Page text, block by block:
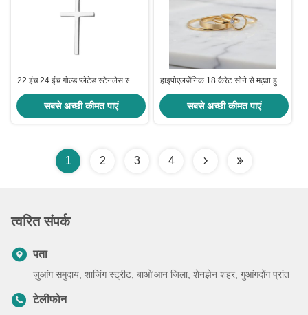
22 इंच 24 इंच गोल्ड प्लेटेड स्टेनलेस स्टील
नेकलेस मेन्स क्रॉस नेकलेस कस्टमाइज्ड
सबसे अच्छी कीमत पाएं
हाइपोएलर्जेनिक 18 कैरेट सोने से मढ़वा हुआ
स्टेनलेस स्टील आभूषण के छल्ले आधुनिक
न्यूनतम डिजाइन दैनिक के लिए स्थायित्व
और लालित्य को जोड़ती है
सबसे अच्छी कीमत पाएं
1 2 3 4
त्वरित संपर्क
पता
ज़ुआंग समुदाय, शाजिंग स्ट्रीट, बाओ'आन जिला, शेनझेन शहर, गुआंगदोंग प्रांत
टेलीफोन